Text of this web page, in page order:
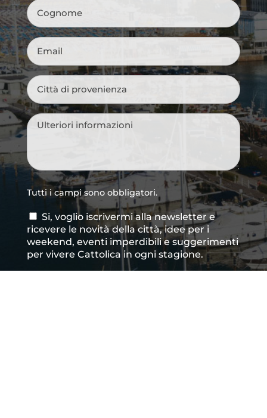
Cognome
Email
Città
di
provenienza*
Messaggio
Tutti i campi sono obbligatori.
Consenso
newsletter
Si, voglio iscrivermi alla newsletter e
ricevere le novità della città, idee per i
weekend, eventi imperdibili e suggerimenti
per vivere Cattolica in ogni stagione.